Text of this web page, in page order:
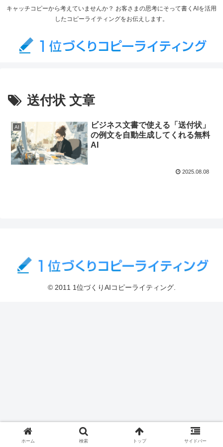
キャッチコピーから考えていませんか？ お客さまの思考にそって書くAIを活用
したコピーライティングをお伝えします。
送付状 文章
AI
ビジネス文書で使える「送付状」
の例文を自動生成してくれる無料
AI
2025.08.08
© 2011 1位づくりAIコピーライティング.
ホーム 検索 トップ サイドバー